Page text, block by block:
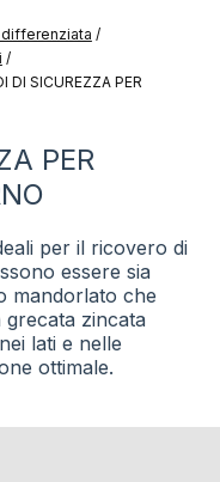
/
/
DI SICUREZZA PER
PER
per il ricovero di
essere sia
mandorlato che
zincata
lati e nelle
ottimale.